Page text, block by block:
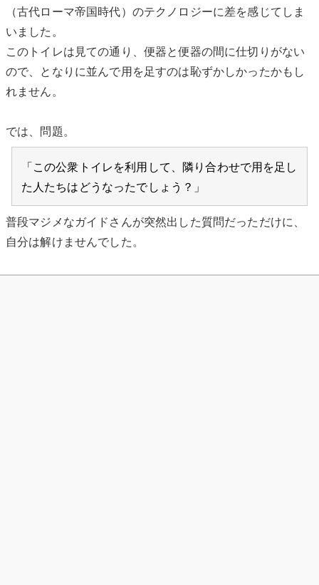
（古代ローマ帝国時代）のテクノロジーに差を感じてしま
いました。
このトイレは見ての通り、便器と便器の間に仕切りがない
ので、となりに並んで用を足すのは恥ずかしかったかもし
れません。
では、問題。
「この公衆トイレを利用して、隣り合わせで用を足し
た人たちはどうなったでしょう？」
普段マジメなガイドさんが突然出した質問だっただけに、
自分は解けませんでした。